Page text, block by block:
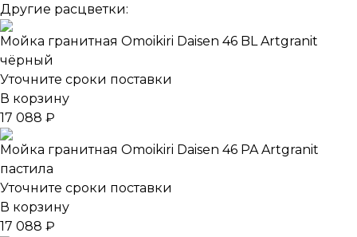
Другие расцветки:
Мойка гранитная Omoikiri Daisen 46 BL Artgranit
чёрный
Уточните сроки поставки
В корзину
17 088 ₽
Мойка гранитная Omoikiri Daisen 46 PA Artgranit
пастила
Уточните сроки поставки
В корзину
17 088 ₽